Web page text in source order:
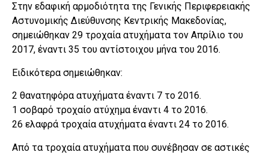
Στην εδαφική αρμοδιότητα της Γενικής Περιφερειακής
Αστυνομικής Διεύθυνσης Κεντρικής Μακεδονίας,
σημειώθηκαν 29 τροχαία ατυχήματα τον Απρίλιο του
2017, έναντι 35 του αντίστοιχου μήνα του 2016.
Ειδικότερα σημειώθηκαν:
2 θανατηφόρα ατυχήματα έναντι 7 το 2016.
1 σοβαρό τροχαίο ατύχημα έναντι 4 το 2016.
26 ελαφρά τροχαία ατυχήματα έναντι 24 το 2016.
Από τα τροχαία ατυχήματα που συνέβησαν σε αστικές